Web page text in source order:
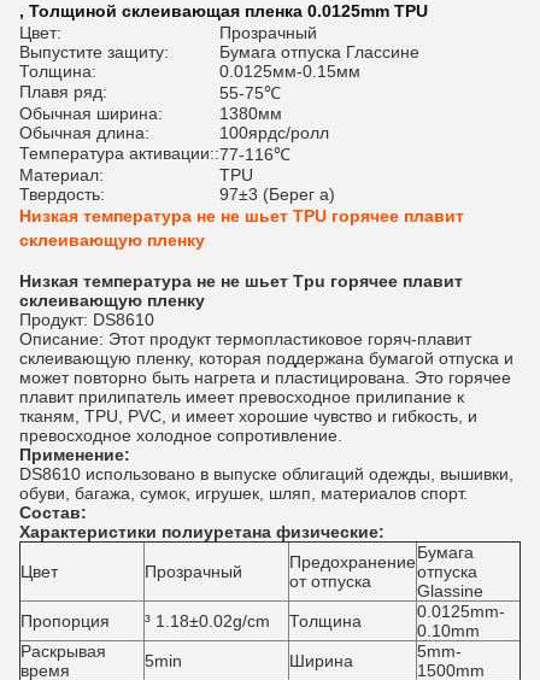
, Толщиной склеивающая пленка 0.0125mm TPU
Цвет:
Прозрачный
Выпустите защиту:
Бумага отпуска Глассине
Толщина:
0.0125мм-0.15мм
Плавя ряд:
55-75℃
Обычная ширина:
1380мм
Обычная длина:
100ярдс/ролл
Температура активации::77-116℃
Материал:
TPU
Твердость:
97±3 (Берег a)
Низкая температура не не шьет TPU горячее плавит
склеивающую пленку
Низкая температура не не шьет Tpu горячее плавит
склеивающую пленку
Продукт: DS8610
Описание: Этот продукт термопластиковое горяч-плавит
склеивающую пленку, которая поддержана бумагой отпуска и
может повторно быть нагрета и пластицирована. Это горячее
плавит прилипатель имеет превосходное прилипание к
тканям, TPU, PVC, и имеет хорошие чувство и гибкость, и
превосходное холодное сопротивление.
Применение:
DS8610 использовано в выпуске облигаций одежды, вышивки,
обуви, багажа, сумок, игрушек, шляп, материалов спорт.
Состав:
Характеристики полиуретана физические:
Цвет Прозрачный
Предохранение
от отпуска
Бумага
отпуска
Glassine
Пропорция
³ 1.18±0.02g/cm Толщина
0.0125mm-
0.10mm
Раскрывая
время
5min Ширина
5mm-
1500mm